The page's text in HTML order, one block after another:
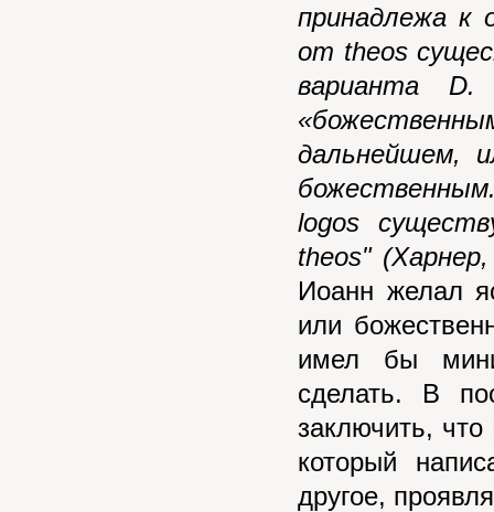
принадлежа к
от theos
варианта
дальнейшем,
logos
theos"
Иоанн желал
или
имел бы
сделать. В
заключить,
который
другое,